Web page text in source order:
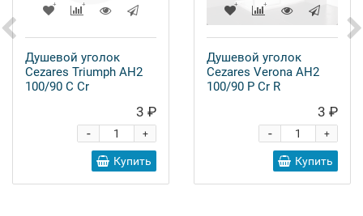
Душевой уголок
Cezares Triumph AH2
100/90 C Cr
3 ₽
+
-
Купить
Душевой уголок
Cezares Verona AH2
100/90 P Cr R
3 ₽
+
-
Купить